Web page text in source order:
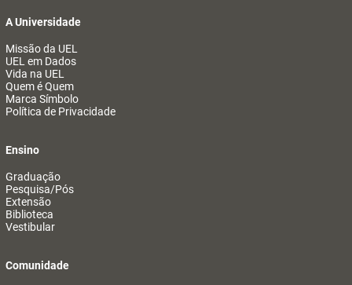
A Universidade
Missão da UEL
UEL em Dados
Vida na UEL
Quem é Quem
Marca Símbolo
Política de Privacidade
Ensino
Graduação
Pesquisa/Pós
Extensão
Biblioteca
Vestibular
Comunidade